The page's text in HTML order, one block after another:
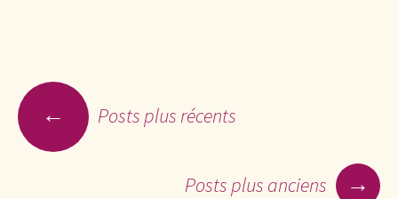
Navigation des articles
← Posts plus récents
Posts plus anciens →